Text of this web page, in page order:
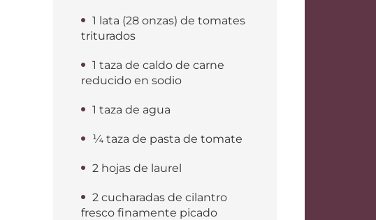
1 lata (28 onzas) de tomates
triturados
1 taza de caldo de carne
reducido en sodio
1 taza de agua
¼ taza de pasta de tomate
2 hojas de laurel
2 cucharadas de cilantro
fresco finamente picado